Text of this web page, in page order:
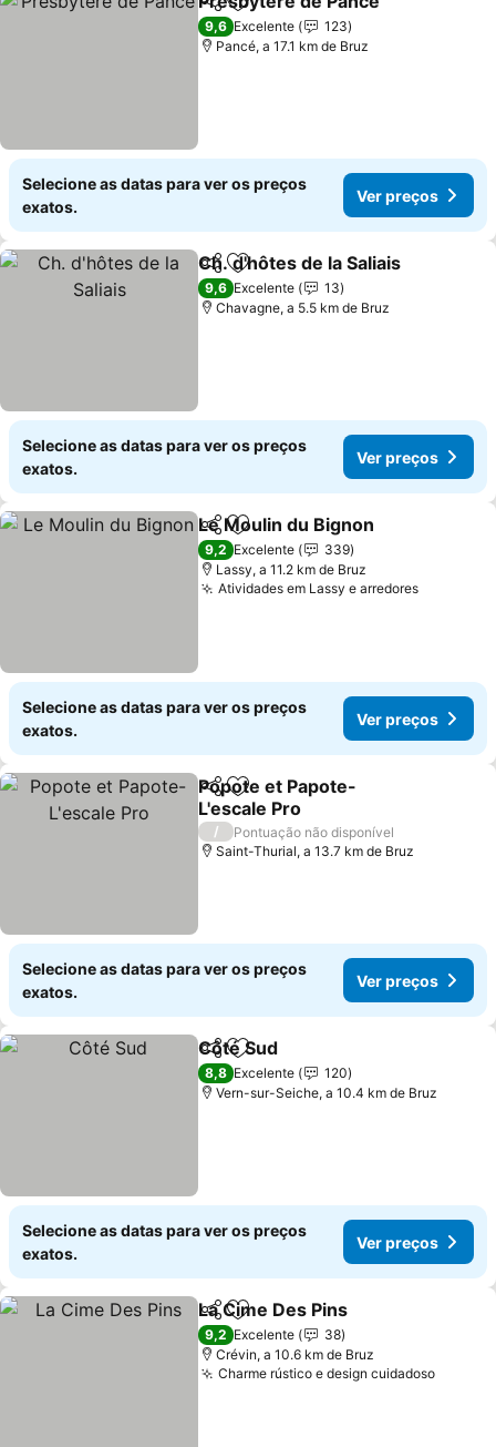
PartilharAdicionar aos favoritos
9,6 Excelente
123
Pancé, a 17.1 km de Bruz
Selecione as datas para ver os preços
exatos.
Ver preços
PartilharAdicionar aos favoritos
Ch. d'hôtes de la Saliais
9,6 Excelente
13
Chavagne, a 5.5 km de Bruz
Selecione as datas para ver os preços
exatos.
Ver preços
PartilharAdicionar aos favoritos
Le Moulin du Bignon
9,2 Excelente
339
Lassy, a 11.2 km de Bruz
Atividades em Lassy e arredoresVer
Selecione as datas para ver os preços
exatos.
Ver preços
PartilharAdicionar aos favoritos
Popote et Papote-
L'escale Pro
Ver preços
/
Pontuação não disponível
Saint-Thurial, a 13.7 km de Bruz
Selecione as datas para ver os preços
exatos.
Ver preços
PartilharAdicionar aos favoritos
Côté Sud
8,8 Excelente
120
Vern-sur-Seiche, a 10.4 km de Bruz
Selecione as datas para ver os preços
exatos.
Ver preços
PartilharAdicionar aos favoritos
La Cime Des Pins
9,2 Excelente
38
Crévin, a 10.6 km de Bruz
Charme rústico e design cuidadosoVer